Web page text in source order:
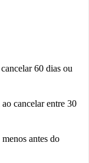
60 dias ou
ao cancelar entre 30
antes do